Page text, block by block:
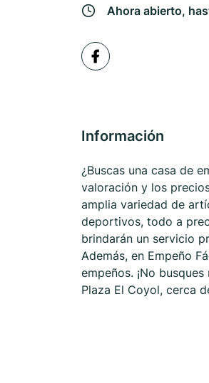
Ahora abierto,
Información
¿Buscas una casa de
valoración y los
amplia variedad de
deportivos, todo a
brindarán un servicio
Además, en Empeño
empeños. ¡No
Plaza El Coyol, cerca